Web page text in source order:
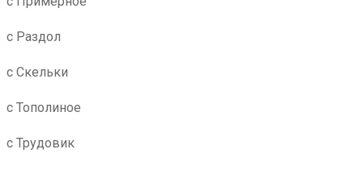
с Раздол
с Скельки
с Тополиное
с Трудовик